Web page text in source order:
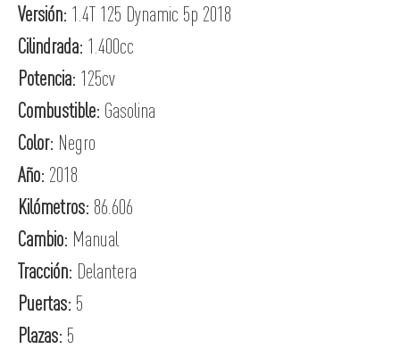
Versión: 1.4T 125 Dynamic 5p 2018
Cilindrada: 1.400cc
Potencia: 125cv
Combustible: Gasolina
Color: Negro
Año: 2018
Kilómetros: 86.606
Cambio: Manual
Tracción: Delantera
Puertas: 5
Plazas: 5